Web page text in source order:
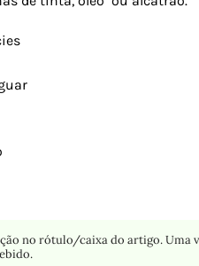
no rótulo/caixa do artigo. Uma